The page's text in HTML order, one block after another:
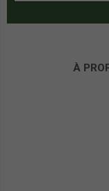
À